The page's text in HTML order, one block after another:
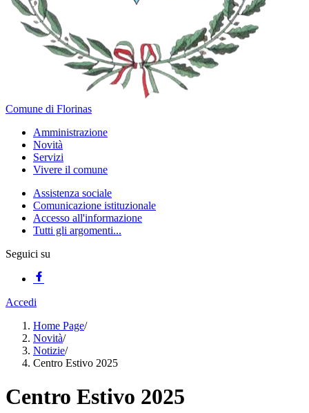
Comune di Florinas
Amministrazione
Novità
Servizi
Vivere il comune
Assistenza sociale
Comunicazione istituzionale
Accesso all'informazione
Tutti gli argomenti...
Seguici su
Accedi
Home Page/
Novità/
Notizie/
Centro Estivo 2025
Centro Estivo 2025